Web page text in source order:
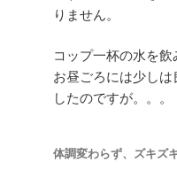
りません。
コップ一杯の水を飲
お昼ごろには少し
したのですが。。。
体調変わらず、ズキズ